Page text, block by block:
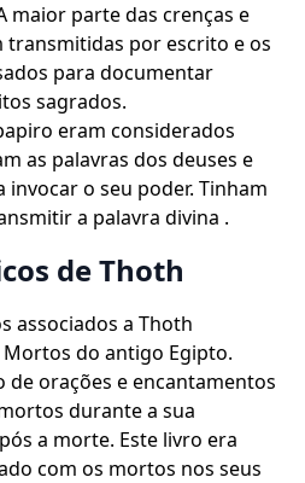
maior parte das crenças e
transmitidas por escrito e os
para documentar
sagrados.
eram considerados
as palavras dos deuses e
o seu poder. Tinham
a palavra divina .
de Thoth
associados a Thoth
do antigo Egipto.
de orações e encantamentos
durante a sua
a morte. Este livro era
com os mortos nos seus